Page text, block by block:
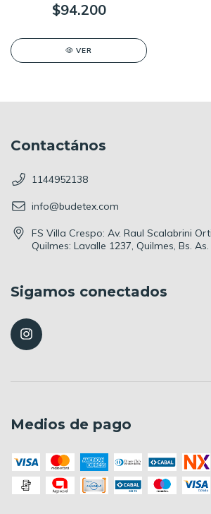
$94.200
VER
Contactános
1144952138
info@budetex.com
FS Villa Crespo: Av. Raul Scalabrini
Quilmes: Lavalle 1237, Quilmes, Bs. As.
Sigamos conectados
Medios de pago